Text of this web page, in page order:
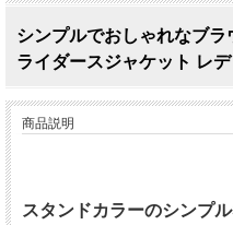
シンプルでおしゃれなブ
ライダースジャケット レ
商品説明
スタンドカラーのシンプ